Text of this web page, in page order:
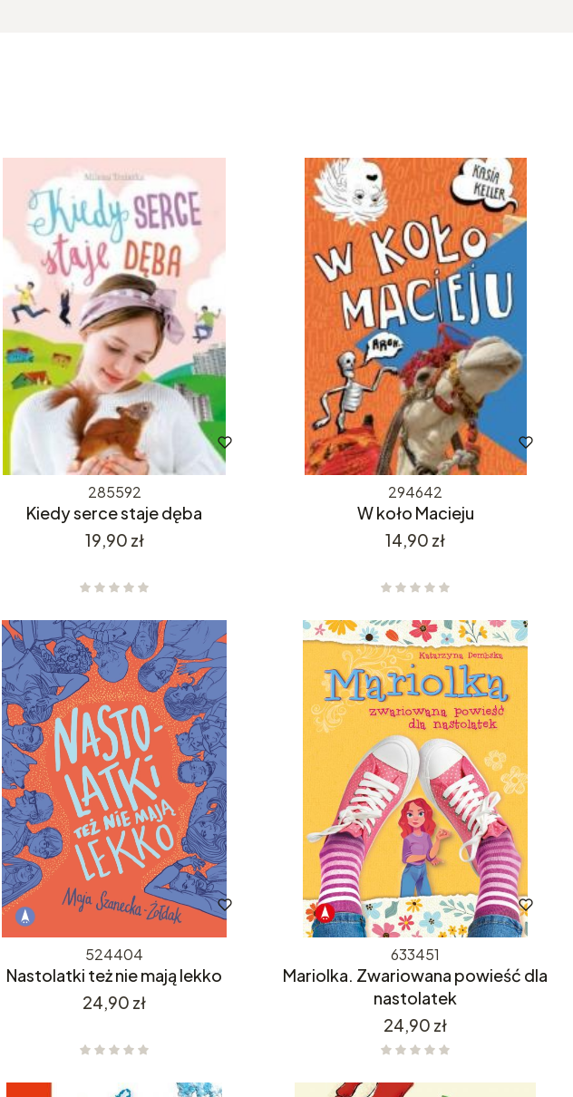
285592
Kiedy serce staje dęba
Cena
19,90 zł
294642
W koło Macieju
Cena
14,90 zł
524404
Nastolatki też nie mają lekko
Cena
24,90 zł
633451
Mariolka. Zwariowana powieść dla
nastolatek
Cena
24,90 zł